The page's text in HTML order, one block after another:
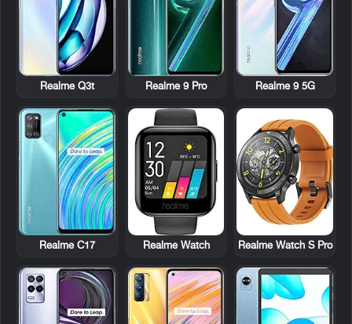
Realme 9 5G
Realme 9 Pro
Realme Q3t
Realme Watch S Pro
Realme Watch
Realme C17